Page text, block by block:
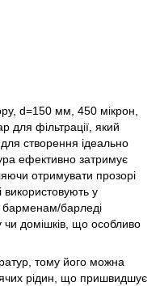
d=150 мм, 450 мікрон,
для фільтрації, який
для створення ідеально
ефективно затримує
отримувати прозорі
використовують у
барменам/барледі
чи домішків, що особливо
тому його можна
рідин, що пришвидшує